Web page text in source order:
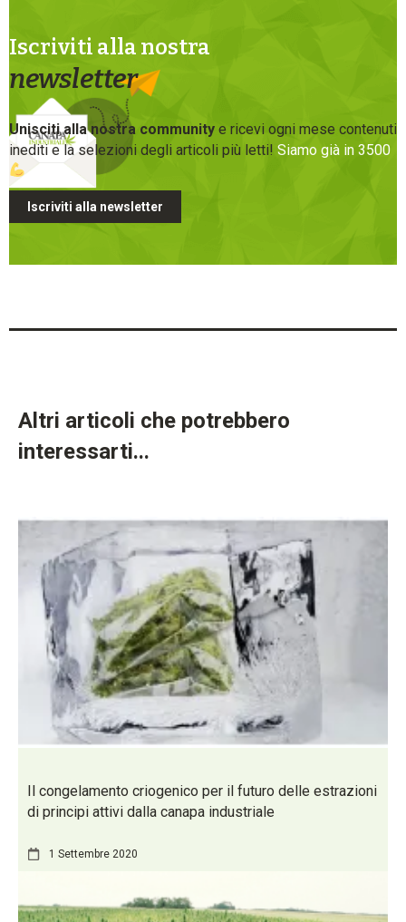
Iscriviti alla nostra
newsletter
Unisciti alla nostra community e ricevi ogni mese contenuti
inediti e la selezioni degli articoli più letti! Siamo già in 3500
Iscriviti alla newsletter
Altri articoli che potrebbero
interessarti...
Il congelamento criogenico per il futuro delle estrazioni
di principi attivi dalla canapa industriale
1 Settembre 2020